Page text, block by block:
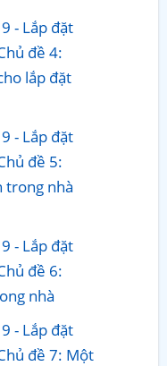
- Lắp đặt
đề 4:
lắp đặt
- Lắp đặt
đề 5:
trong nhà
- Lắp đặt
đề 6:
nhà
- Lắp đặt
đề 7: Một